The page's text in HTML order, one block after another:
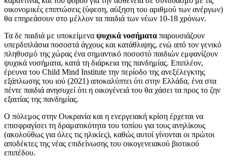
οικονομικές επιπτώσεις (ύφεση, αύξηση του αριθμού των ανέργων)
θα επηρεάσουν στο μέλλον τα παιδιά των νέων 10-18 χρόνων.
Τα δε παιδιά με υποκείμενα ψυχικά νοσήματα παρουσιάζουν
υπερδιπλάσια ποσοστά άγχους και κατάθλιψης, ενώ από τον γενικό
πληθυσμό της χώρας ένα σημαντικό ποσοστό παιδιών εμφανίζουν
ψυχικά νοσήματα, κατά τη διάρκεια της πανδημίας. Επιπλέον,
έρευνα του Child Mind Institute την περίοδο της ανεξέλεγκτης
εξάπλωσης του ιού (2021) αποκαλύπτει ότι στην Ελλάδα, ένα στα
πέντε παιδιά ανησυχεί ότι η οικογένειά του θα χάσει τα προς το ζην
εξαιτίας της πανδημίας.
Ο πόλεμος στην Ουκρανία και η ενεργειακή κρίση έρχεται να
επισφραγίσει τη δραματικότητα του τοπίου για τους ανηλίκους
(ακολούθως για όλες τις ηλικίες), καθώς αυτοί γίνονται οι πρώτοι
αποδέκτες της νέας επιδείνωσης του οικογενειακού βιοτικού
επιπέδου.